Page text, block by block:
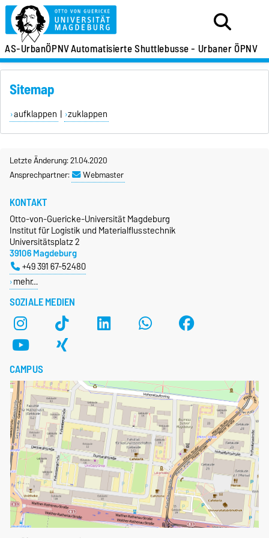
AS-UrbanÖPNVAutomatisierte Shuttlebusse - Urbaner ÖPNV
Sitemap
aufklappen | zuklappen
Letzte Änderung: 21.04.2020
Ansprechpartner:
Webmaster
SOZIALE MEDIEN
KONTAKT
Otto-von-Guericke-Universität Magdeburg
Institut für Logistik und Materialflusstechnik
Universitätsplatz 2
39106 Magdeburg
+49 391 67-52480
mehr…
CAMPUS